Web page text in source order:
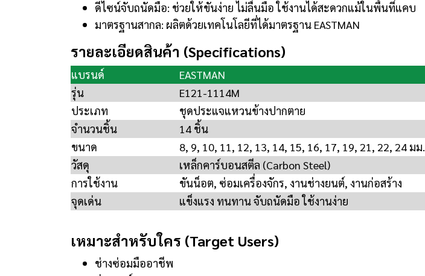
ดีไซน์จับถนัดมือ: ช่วยให้ขันง่าย ไม่ลื่นมือ ใช้งานได้สะดวกแม้ในพื้นที่แคบ
มาตรฐานสากล: ผลิตด้วยเทคโนโลยีที่ได้มาตรฐาน EASTMAN
รายละเอียดสินค้า (Specifications)
แบรนด์
EASTMAN
รุ่น
E121-1114M
ประเภท
ชุดประแจแหวนข้างปากตาย
จำนวนชิ้น
14 ชิ้น
ขนาด
8, 9, 10, 11, 12, 13, 14, 15, 16, 17, 19, 21, 22, 24 มม.
วัสดุ
เหล็กคาร์บอนสตีล (Carbon Steel)
การใช้งาน
ขันน็อต, ซ่อมเครื่องจักร, งานช่างยนต์, งานก่อสร้าง
จุดเด่น
แข็งแรง ทนทาน จับถนัดมือ ใช้งานง่าย
เหมาะสำหรับใคร (Target Users)
ช่างซ่อมมืออาชีพ